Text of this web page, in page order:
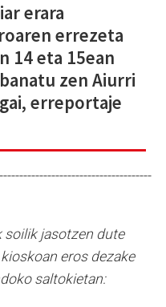
erara
errezeta
14 eta 15ean
zen Aiurri
erreportaje
soilik jasotzen dute
eros dezake
saltokietan: